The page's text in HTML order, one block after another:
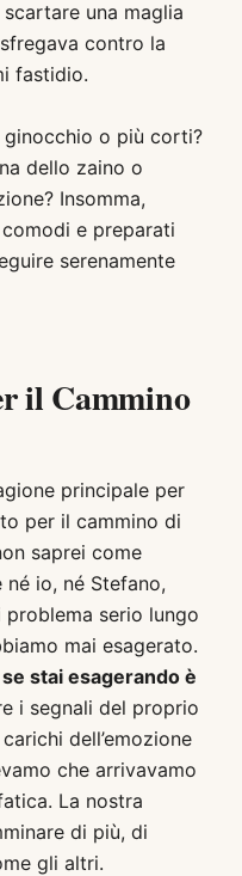
una maglia
contro la
fastidio.
o più corti?
dello zaino o
Insomma,
e preparati
serenamente
il Cammino
principale per
per il cammino di
saprei come
io, né Stefano,
serio lungo
mai esagerato.
stai esagerando è
i segnali del proprio
dell’emozione
che arrivavamo
La nostra
di più, di
gli altri.